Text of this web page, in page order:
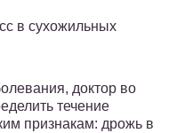
в сухожильных
доктор во
течение
признакам: дрожь в